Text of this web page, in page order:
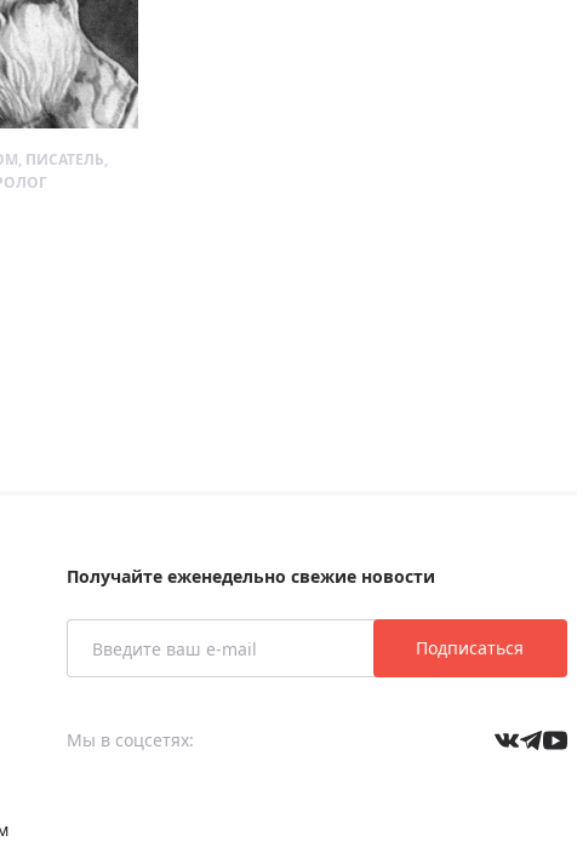
ПИСАТЕЛЬ,
Получайте еженедельно свежие новости
Подписаться
Мы в соцсетях: